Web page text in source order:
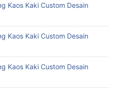
Kaos Kaki Custom Desain
Kaos Kaki Custom Desain
Kaos Kaki Custom Desain